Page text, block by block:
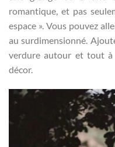
romantique, et pas
espace ». Vous pouvez
au surdimensionné.
verdure autour et tout
décor.